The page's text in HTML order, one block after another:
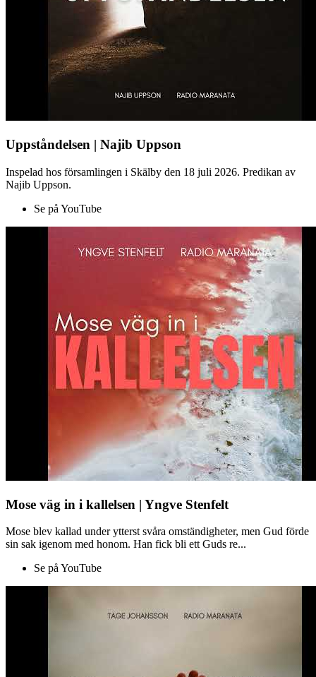
Uppståndelsen | Najib Uppson
Inspelad hos församlingen i Skälby den 18 juli 2026. Predikan av
Najib Uppson.
Se på YouTube
Mose väg in i kallelsen | Yngve Stenfelt
Mose blev kallad under ytterst svåra omständigheter, men Gud förde
sin sak igenom med honom. Han fick bli ett Guds re...
Se på YouTube